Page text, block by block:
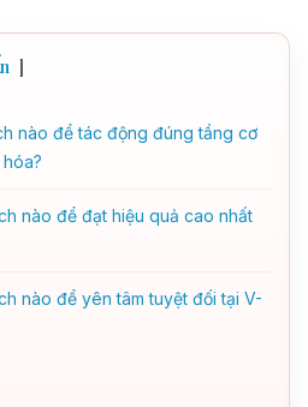
]
nào để tác động đúng tầng cơ
nào để đạt hiệu quả cao nhất
nào để yên tâm tuyệt đối tại V-